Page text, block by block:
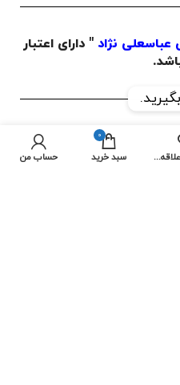
نژاد " دارای اعتبار
الی چهارشنبهاز ساعت
9:00
و جمعه تعطیلمی باشد. لیست علاقه مندی ها
0
سبد خرید حساب من